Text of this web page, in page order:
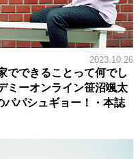
2023.10.26
でできることって何でし
ミーオンライン笹沼颯太
パパシュギョー！・本誌